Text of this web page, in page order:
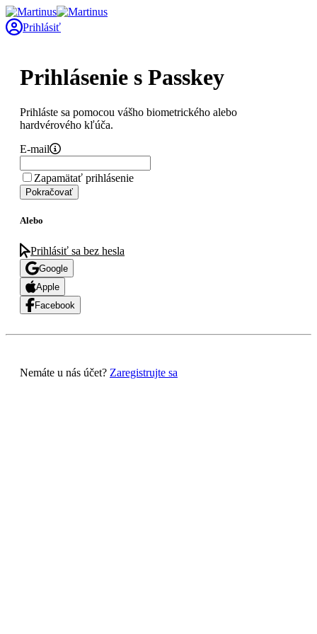
Prihlásiť
Prihlásenie s Passkey
Prihláste sa pomocou vášho biometrického alebo
hardvérového kľúča.
E-mail
Zapamätať prihlásenie
Pokračovať
Alebo
Prihlásiť sa bez hesla
Google
Apple
Facebook
Nemáte u nás účet? Zaregistrujte sa